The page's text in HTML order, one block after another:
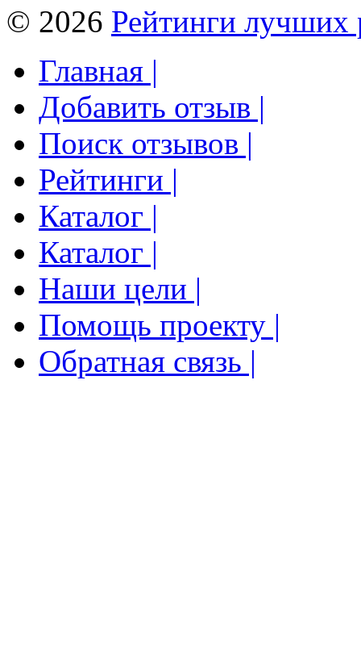
© 2026 Рейтинги лучших
Главная |
Добавить отзыв |
Поиск отзывов |
Рейтинги |
Каталог |
Каталог |
Наши цели |
Помощь проекту |
Обратная связь |